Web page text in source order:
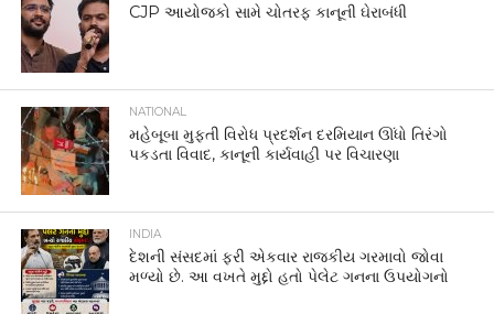
CJP આયોજકો સામે ચોતરફ કાનૂની ઘેરાબંધી
NATIONAL
મહેબૂબા મુફ્તી વિરોધ પ્રદર્શન દરમિયાન ઊંધો તિરંગો
પકડતા વિવાદ, કાનૂની કાર્યવાહી પર વિચારણા
INDIA
દેશની સંસદમાં ફરી એકવાર રાજકીય ગરમાવો જોવા
મળ્યો છે. આ વખતે મુદ્દો હતો પેલેટ ગનના ઉપયોગનો